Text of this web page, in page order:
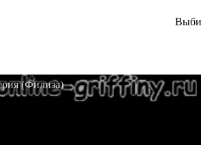
(Филиза)